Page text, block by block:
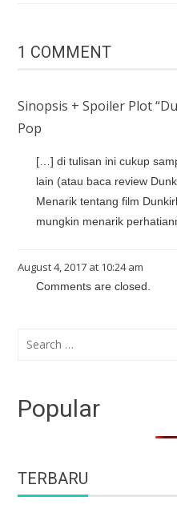
1 COMMENT
Sinopsis + Spoiler Plot
Pop
[…] di tulisan ini cukup
lain (atau baca review
Menarik tentang film
mungkin menarik
August 4, 2017 at 10:24 am
Comments are closed.
Search
Popular
TERBARU